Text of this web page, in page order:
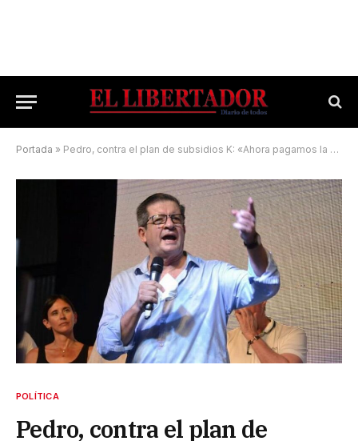
Portada » Pedro, contra el plan de subsidios K: «Ahora pagamos la fiesta»
POLÍTICA
Pedro, contra el plan de